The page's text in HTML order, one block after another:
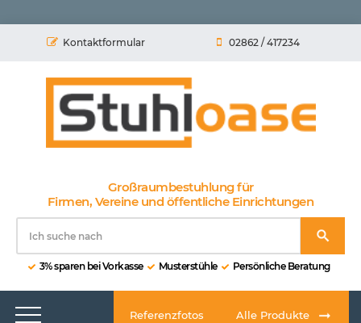
Kontaktformular 02862 / 417234
Großraumbestuhlung für
Firmen, Vereine und öffentliche Einrichtungen
3% sparen bei Vorkasse Musterstühle Persönliche Beratung
Referenzfotos Alle Produkte